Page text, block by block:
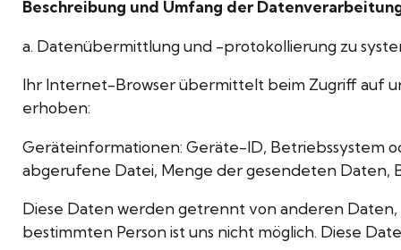
Beschreibung und Umfang der
a. Datenübermittlung und -protokollierung zu
Ihr Internet-Browser übermittelt beim Zugriff auf
erhoben:
Geräteinformationen: Geräte-ID, Betriebssystem
abgerufene Datei, Menge der gesendeten Daten,
Diese Daten werden getrennt von anderen
bestimmten Person ist uns nicht möglich. Diese